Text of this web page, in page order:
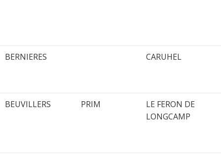
BERNIERES CARUHEL
BEUVILLERS PRIM
LE FERON DE
LONGCAMP